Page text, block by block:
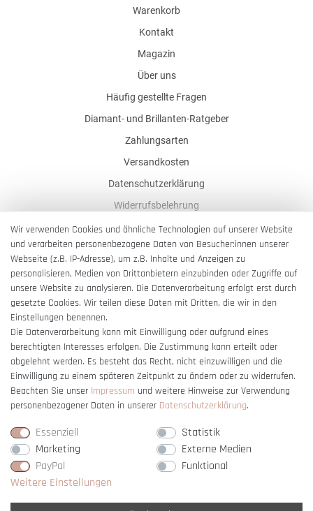
Warenkorb
Kontakt
Magazin
Über uns
Häufig gestellte Fragen
Diamant- und Brillanten-Ratgeber
Zahlungsarten
Versandkosten
Datenschutzerklärung
Widerrufsbelehrung
AGB
Impressum
Barrierefreiheitserklärung
Vertrag widerrufen
Wir verwenden Cookies und ähnliche Technologien auf unserer Website
und verarbeiten personenbezogene Daten von Besucher:innen unserer
Webseite (z.B. IP-Adresse), um z.B. Inhalte und Anzeigen zu
personalisieren, Medien von Drittanbietern einzubinden oder Zugriffe auf
unsere Website zu analysieren. Die Datenverarbeitung erfolgt erst durch
gesetzte Cookies. Wir teilen diese Daten mit Dritten, die wir in den
Einstellungen benennen.
Die Datenverarbeitung kann mit Einwilligung oder aufgrund eines
berechtigten Interesses erfolgen. Die Zustimmung kann erteilt oder
abgelehnt werden. Es besteht das Recht, nicht einzuwilligen und die
Einwilligung zu einem späteren Zeitpunkt zu ändern oder zu widerrufen.
Beachten Sie unser Impressum und weitere Hinweise zur Verwendung
personenbezogener Daten in unserer Daten­schutz­erklärung.
Essenziell
Statistik
Marketing
Externe Medien
PayPal
Funktional
Weitere Einstellungen